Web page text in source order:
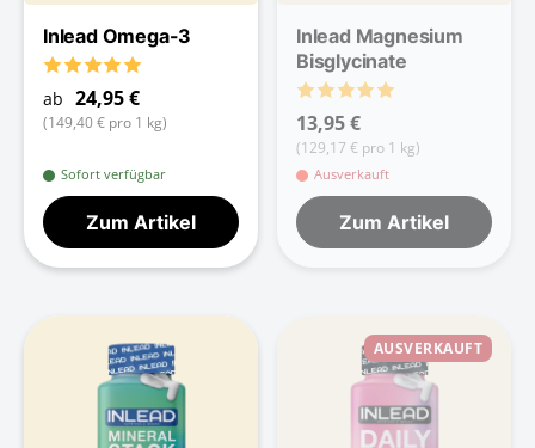
Inlead Omega-3
ab 24,95 €
(149,40 € pro 1 kg)
Sofort verfügbar
Zum Artikel
Inlead Magnesium
Bisglycinate
13,95 €
(129,17 € pro 1 kg)
Ausverkauft
Zum Artikel
AUSVERKAUFT